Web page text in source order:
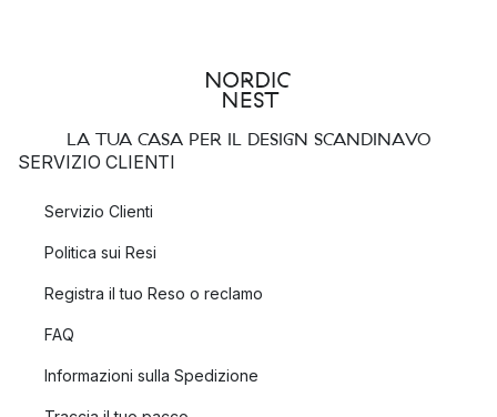
LA TUA CASA PER IL DESIGN SCANDINAVO
SERVIZIO CLIENTI
Servizio Clienti
Politica sui Resi
Registra il tuo Reso o reclamo
FAQ
Informazioni sulla Spedizione